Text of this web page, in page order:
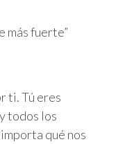
más fuerte”
ti. Tú eres
todos los
qué nos